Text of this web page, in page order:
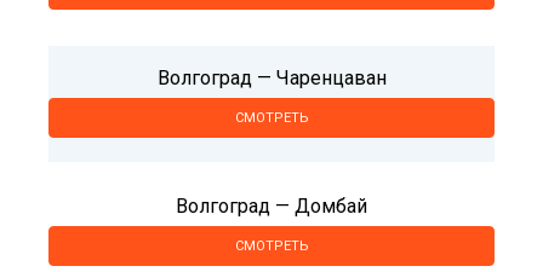
Волгоград — Чаренцаван
СМОТРЕТЬ
Волгоград — Домбай
СМОТРЕТЬ